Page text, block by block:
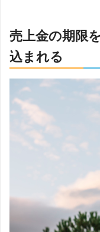
売上金の期限
込まれる